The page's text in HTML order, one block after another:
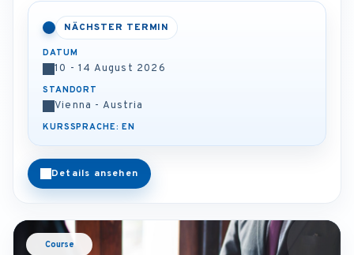
NÄCHSTER TERMIN
DATUM
10 - 14 August 2026
STANDORT
Vienna - Austria
KURSSPRACHE: EN
Details ansehen
Course